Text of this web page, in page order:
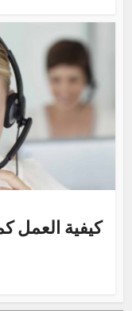
كيفية العمل